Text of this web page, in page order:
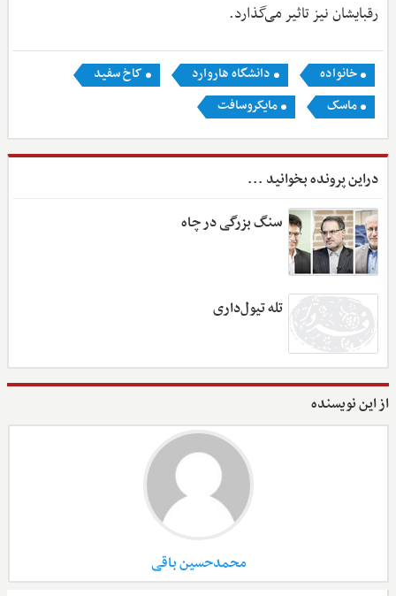
رقبایشان نیز تاثیر می‌گذارد.
خانواده دانشگاه هاروارد
کاخ سفید
ماسک
مایکروسافت
دراین پرونده بخوانید ...
سنگ بزرگی در چاه
تله تیول‌داری
از این نویسنده
محمدحسین باقی